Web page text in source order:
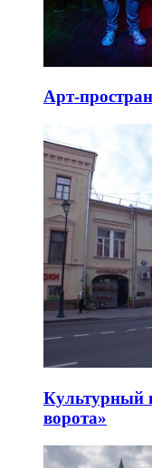
Арт-
Культурный
ворота»